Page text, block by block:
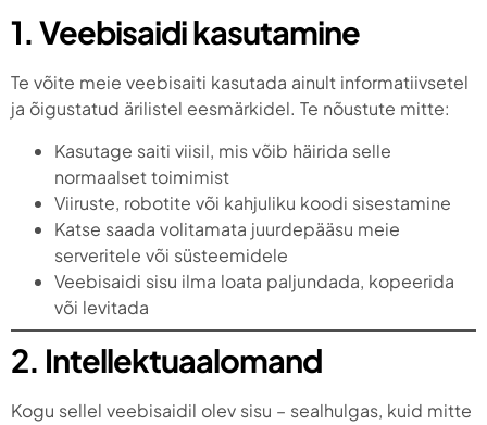
1. Veebisaidi kasutamine
Te võite meie veebisaiti kasutada ainult informatiivsetel
ja õigustatud ärilistel eesmärkidel. Te nõustute mitte:
Kasutage saiti viisil, mis võib häirida selle
normaalset toimimist
Viiruste, robotite või kahjuliku koodi sisestamine
Katse saada volitamata juurdepääsu meie
serveritele või süsteemidele
Veebisaidi sisu ilma loata paljundada, kopeerida
või levitada
2. Intellektuaalomand
Kogu sellel veebisaidil olev sisu – sealhulgas, kuid mitte